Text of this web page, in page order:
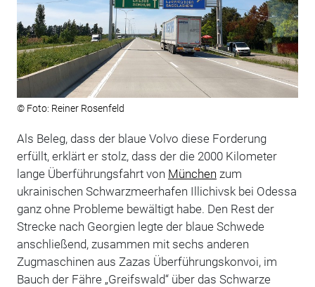
© Foto: Reiner Rosenfeld
Als Beleg, dass der blaue Volvo diese Forderung
erfüllt, erklärt er stolz, dass der die 2000 Kilometer
lange Überführungsfahrt von München zum
ukrainischen Schwarzmeerhafen Illichivsk bei Odessa
ganz ohne Probleme bewältigt habe. Den Rest der
Strecke nach Georgien legte der blaue Schwede
anschließend, zusammen mit sechs anderen
Zugmaschinen aus Zazas Überführungskonvoi, im
Bauch der Fähre „Greifswald“ über das Schwarze